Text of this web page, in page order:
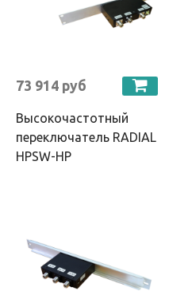
73 914 руб
Высокочастотный
переключатель RADIAL
HPSW-HP